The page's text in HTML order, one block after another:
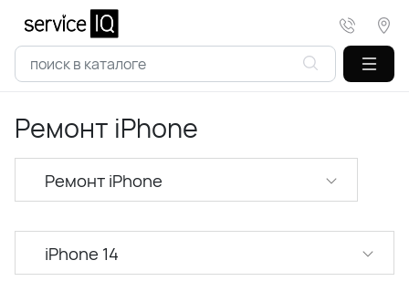
Ремонт iPhone
Ремонт iPhone
iPhone 14